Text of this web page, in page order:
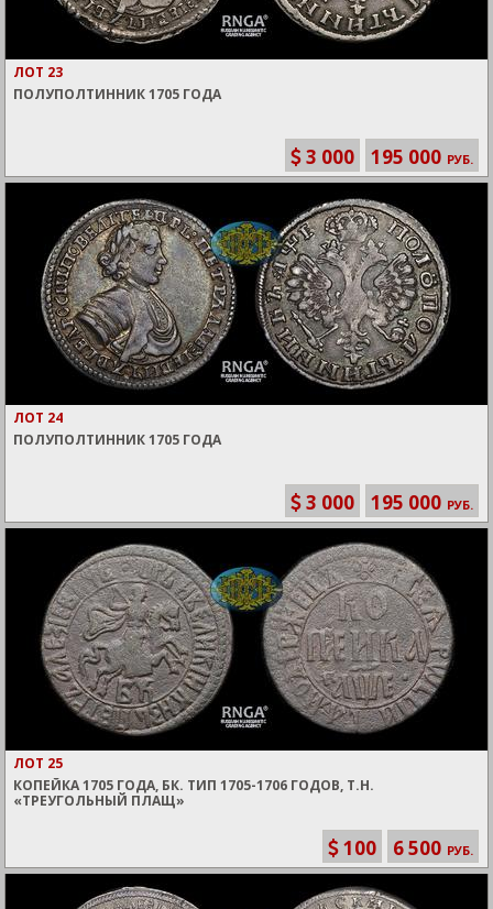
ЛОТ 23
ПОЛУПОЛТИННИК 1705 ГОДА
3 000 195 000 РУБ.
ЛОТ 24
ПОЛУПОЛТИННИК 1705 ГОДА
3 000 195 000 РУБ.
ЛОТ 25
КОПЕЙКА 1705 ГОДА, БК. ТИП 1705-1706 ГОДОВ, Т.Н.
«ТРЕУГОЛЬНЫЙ ПЛАЩ»
100 6 500 РУБ.